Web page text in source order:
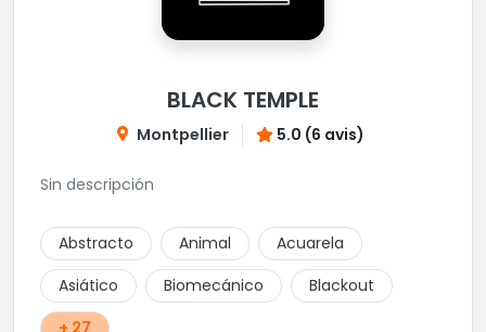
BLACK TEMPLE
Montpellier 5.0 (6 avis)
Sin descripción
Abstracto Animal
Acuarela
Asiático
Biomecánico
Blackout
+ 27